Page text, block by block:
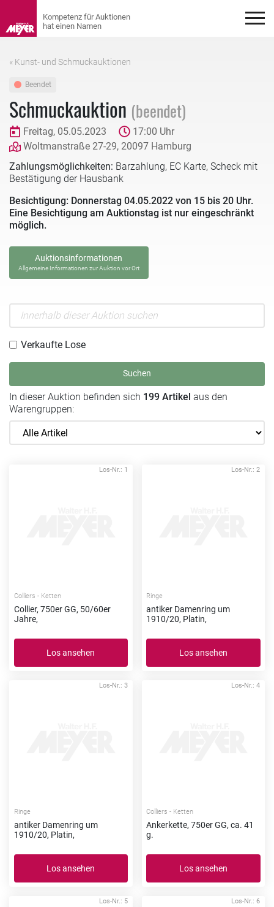
« Kunst- und Schmuckauktionen
Beendet
Schmuckauktion (beendet)
Freitag, 05.05.2023
17:00 Uhr
Woltmanstraße 27-29, 20097 Hamburg
Zahlungsmöglichkeiten: Barzahlung, EC Karte, Scheck mit
Bestätigung der Hausbank
Besichtigung: Donnerstag 04.05.2022 von 15 bis 20 Uhr.
Eine Besichtigung am Auktionstag ist nur eingeschränkt
möglich.
Auktionsinformationen
Allgemeine Informationen zur Auktion vor Ort
Verkaufte Lose
Suchen
In dieser Auktion befinden sich 199 Artikel aus den
Warengruppen:
Los-Nr.: 1
Colliers - Ketten
Collier, 750er GG, 50/60er
Jahre,
Los ansehen
Los-Nr.: 2
Ringe
antiker Damenring um
1910/20, Platin,
Los ansehen
Los-Nr.: 3
Ringe
antiker Damenring um
1910/20, Platin,
Los ansehen
Los-Nr.: 4
Colliers - Ketten
Ankerkette, 750er GG, ca. 41
g.
Los ansehen
Los-Nr.: 5 Los-Nr.: 6